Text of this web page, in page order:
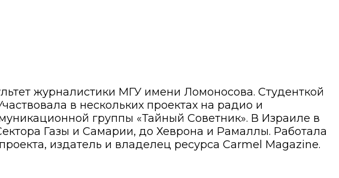
журналистики МГУ имени Ломоносова. Студенткой
в нескольких проектах на радио и
группы «Тайный Советник». В Израиле в
Газы и Самарии, до Хеврона и Рамаллы. Работала
издатель и владелец ресурса Carmel Magazine.